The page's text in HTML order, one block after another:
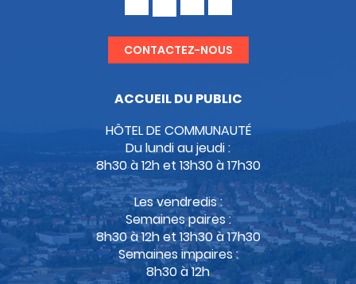
CONTACTEZ-NOUS
ACCUEIL DU PUBLIC
HÔTEL DE COMMUNAUTÉ
Du lundi au jeudi :
8h30 à 12h et 13h30 à 17h30
Les vendredis :
Semaines paires :
8h30 à 12h et 13h30 à 17h30
Semaines impaires :
8h30 à 12h